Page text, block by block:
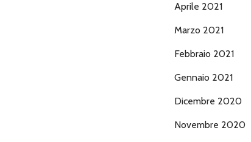
Aprile 2021
Marzo 2021
Febbraio 2021
Gennaio 2021
Dicembre 2020
Novembre 2020